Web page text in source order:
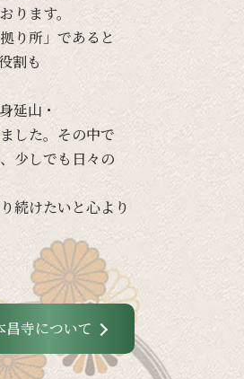
おります。
拠り所」であると
割も
身延山・
した。 その中で
少しでも 日々の
続けたいと心より
昌寺について